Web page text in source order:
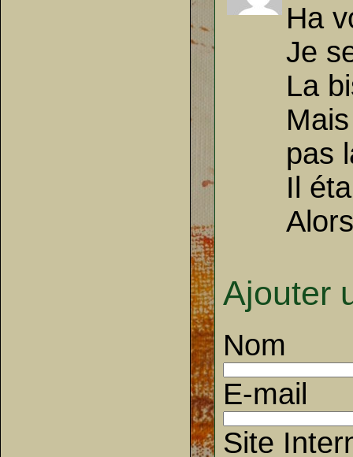
Ha
Je
La
pas
Il
Ajouter
Nom
E-mail
Site